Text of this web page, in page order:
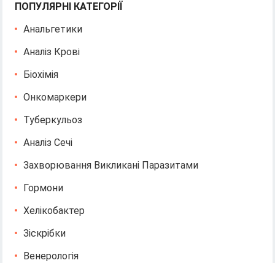
ПОПУЛЯРНІ КАТЕГОРІЇ
Анальгетики
Аналіз Крові
Біохімія
Онкомаркери
Туберкульоз
Аналіз Сечі
Захворювання Викликані Паразитами
Гормони
Хелікобактер
Зіскрібки
Венерологія